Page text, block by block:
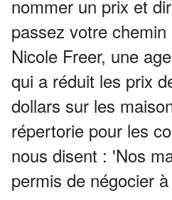
nommer un prix et
passez votre
Nicole Freer, une
qui a réduit les prix
dollars sur les
répertorie pour les
nous disent : 'Nos
permis de négocier